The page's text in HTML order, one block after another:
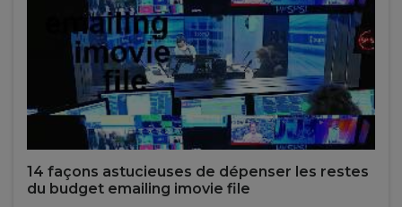
14 façons astucieuses de dépenser les restes
du budget emailing imovie file